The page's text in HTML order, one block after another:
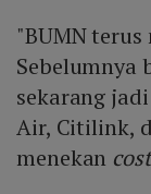
"BUMN
Sebelumnya
sekarang
Air, Citilink,
menekan cost